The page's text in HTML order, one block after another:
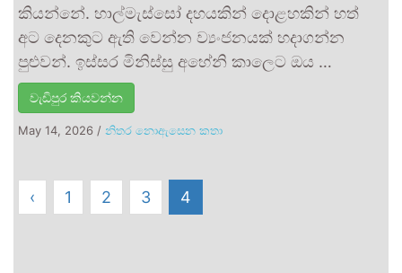
කියන්නේ. හාල්මැස්සෝ දහයකින් දොළහකින් හත්
අට දෙනකුට ඇති වෙන්න ව්‍යංජනයක් හදාගන්න
පුළුවන්. ඉස්සර මිනිස්සු අහේනි කාලෙට ඔය …
වැඩිපුර කියවන්න
May 14, 2026 / නිතර නොඇසෙන කතා
‹ 1 2 3 4